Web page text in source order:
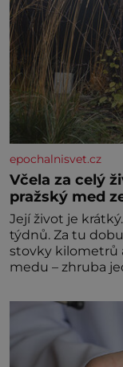
epochalnisvet.cz
Včela za celý
pražský med
Její život je
týdnů. Za tu
stovky kilometrů
medu – zhruba
dalšími
vznikne jeden z